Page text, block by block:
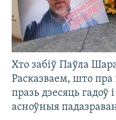
Хто забіў Паўла
Расказваем, што пра
празь дзесяць гадоў
асноўныя